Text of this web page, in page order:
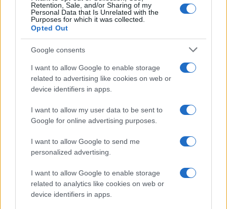
Retention, Sale, and/or Sharing of my
Personal Data that Is Unrelated with the
Purposes for which it was collected.
Opted Out
Google consents
I want to allow Google to enable storage
related to advertising like cookies on web or
device identifiers in apps.
I want to allow my user data to be sent to
Google for online advertising purposes.
I want to allow Google to send me
personalized advertising.
I want to allow Google to enable storage
related to analytics like cookies on web or
device identifiers in apps.
Puoi effettuare l'accesso andando nella
sezioneLogindal menù del sito o
cliccandoqui
TEMI: Donne Olbia Prospettiva Donna Olbia
Inviaci le tue segnalazioni,
i tuoi video e le tue foto
Su WhatsApp al numero +39
345 356 7512